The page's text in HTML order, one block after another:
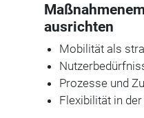
ausrichten
Mobilität als
Prozesse und
Flexibilität in